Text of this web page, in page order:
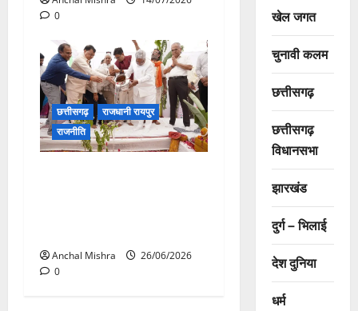
0
छत्तीसगढ़
राजधानी रायपुर
राजनीति
Anchal Mishra
26/06/2026
0
खेल जगत
चुनावी कलम
छत्तीसगढ़
छत्तीसगढ़
विधानसभा
झारखंड
दुर्ग – भिलाई
देश दुनिया
धर्म